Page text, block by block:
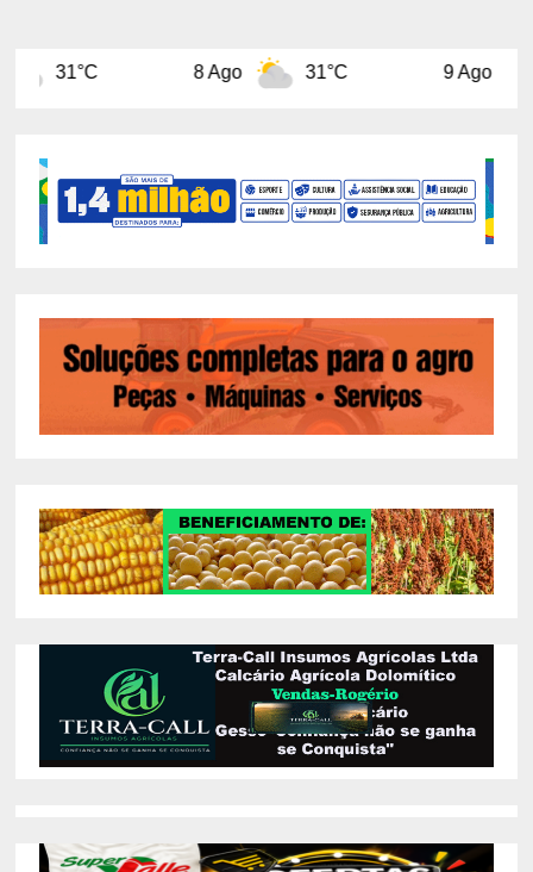
8 Ago 31°C 9 Ago 31°C